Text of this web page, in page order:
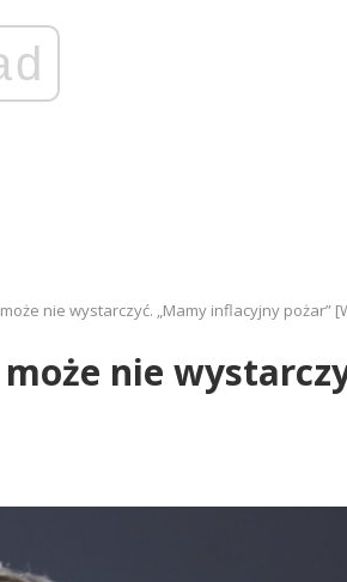
nie wystarczyć. „Mamy inflacyjny pożar”
nie